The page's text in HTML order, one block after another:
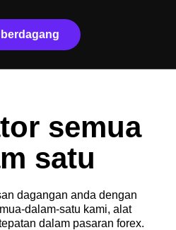
berdagang
semua
satu
dagangan anda dengan
dalam-satu kami, alat
dalam pasaran forex.